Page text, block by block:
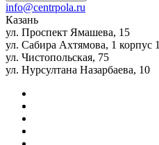
info@centrpola.ru
Казань
ул. Проспект Ямашева, 15
ул. Сабира Ахтямова, 1 корпус 1
ул. Чистопольская, 75
ул. Нурсултана Назарбаева, 10